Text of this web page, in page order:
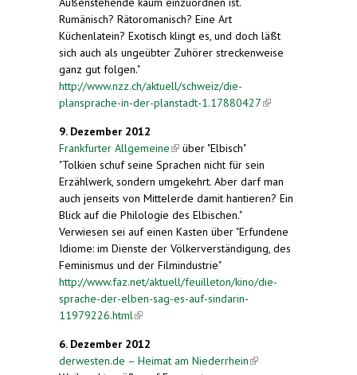
Rumänisch? Rätoromanisch? Eine Art
Küchenlatein? Exotisch klingt es, und doch läßt
sich auch als ungeübter Zuhörer streckenweise
ganz gut folgen."
http://www.nzz.ch/aktuell/schweiz/die-
plansprache-in-der-planstadt-1.17880427(link is
9. Dezember 2012
Frankfurter Allgemeine(link is external)
über "Elbisch"
"Tolkien schuf seine Sprachen nicht für sein
Erzählwerk, sondern umgekehrt. Aber darf man
auch jenseits von Mittelerde damit hantieren? Ein
Blick auf die Philologie des Elbischen."
Verwiesen sei auf einen Kasten über "Erfundene
Idiome: im Dienste der Völkerverständigung, des
Feminismus und der Filmindustrie"
http://www.faz.net/aktuell/feuilleton/kino/die-
sprache-der-elben-sag-es-auf-sindarin-
11979226.html (link is external)
6. Dezember 2012
derwesten.de – Heimat am Niederrhein(link is